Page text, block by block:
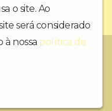
o site. Ao
será considerado
nossa política de
URUGUAI.